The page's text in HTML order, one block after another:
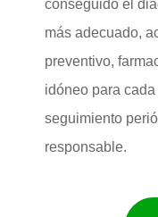
conseguido el
más adecuado,
preventivo,
idóneo para
seguimiento
responsable.